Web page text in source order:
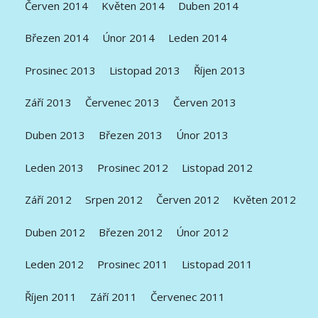
Červen 2014 Květen 2014 Duben 2014
Březen 2014 Únor 2014 Leden 2014
Prosinec 2013 Listopad 2013 Říjen 2013
Září 2013 Červenec 2013 Červen 2013
Duben 2013 Březen 2013 Únor 2013
Leden 2013 Prosinec 2012 Listopad 2012
Září 2012 Srpen 2012 Červen 2012 Květen 2012
Duben 2012 Březen 2012 Únor 2012
Leden 2012 Prosinec 2011 Listopad 2011
Říjen 2011 Září 2011 Červenec 2011